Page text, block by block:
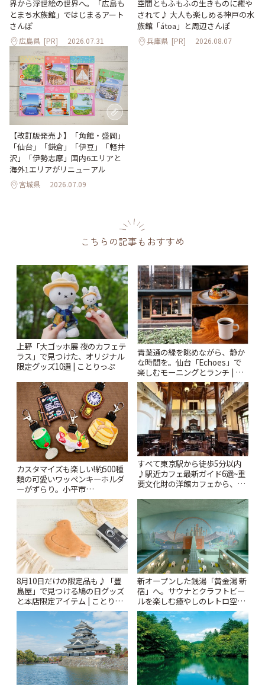
界から浮世絵の世界へ。「広島も
とまち水族館」ではじまるアート
さんぽ
広島県 [PR] 2026.07.31
空間ともふもふの生きものに癒や
されて♪ 大人も楽しめる神戸の水
族館「átoa」と周辺さんぽ
兵庫県 [PR] 2026.08.07
【改訂版発売♪】「角館・盛岡」
「仙台」「鎌倉」「伊豆」「軽井
沢」「伊勢志摩」国内6エリアと
海外1エリアがリニューアル
宮城県 2026.07.09
こちらの記事もおすすめ
上野「大ゴッホ展 夜のカフェテ
ラス」で見つけた、オリジナル
限定グッズ10選 | ことりっぷ
青葉通の緑を眺めながら、静か
な時間を。仙台「Echoes」で
楽しむモーニングとランチ | こ
とりっぷ
カスタマイズも楽しい!約500種
類の可愛いワッペンキーホルダ
ーがずらり。小平市
「Kimamaya T&K」 | ことりっ
すべて東京駅から徒歩5分以内
♪駅近カフェ最新ガイド6選~重
要文化財の洋館カフェから、改
りっぷ
8月10日だけの限定品も♪「豊
島屋」で見つける鳩の日グッズ
と本店限定アイテム | ことりっ
ぷ
新オープンした銭湯「黄金湯 新
宿」へ。サウナとクラフトビー
ルを楽しむ癒やしのレトロ空間
| ことりっぷ